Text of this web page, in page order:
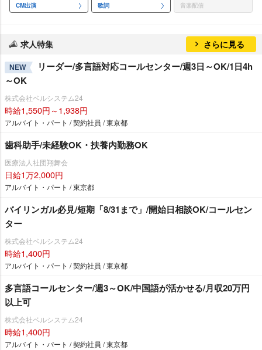
CM出演 歌詞 音楽配信
求人特集 さらに見る
NEW
リーダー/多言語対応コールセンター/週3日～OK/1日4h
～OK
株式会社ベルシステム24
時給1,550円～1,938円
アルバイト・パート / 契約社員 / 東京都
歯科助手/未経験OK・扶養内勤務OK
医療法人社団翔舞会
日給1万2,000円
アルバイト・パート / 東京都
バイリンガル必見/短期「8/31まで」/開始日相談OK/コールセン
ター
株式会社ベルシステム24
時給1,400円
アルバイト・パート / 契約社員 / 東京都
多言語コールセンター/週3～OK/中国語が活かせる/月収20万円
以上可
株式会社ベルシステム24
時給1,400円
アルバイト・パート / 契約社員 / 東京都